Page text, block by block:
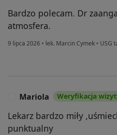
Bardzo polecam. Dr
atmosfera.
9 lipca 2026 • lek. Marcin Cymek • USG
Mariola Weryfikacja
Lekarz bardzo miły
punktualny